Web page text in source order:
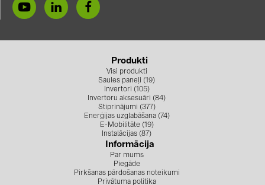
Produkti
Visi produkti
Saules paneļi (19)
Invertori (105)
Invertoru aksesuāri (84)
Stiprinājumi (377)
Enerģijas uzglabāšana (74)
E-Mobilitāte (19)
Instalācijas (87)
Informācija
Par mums
Piegāde
Pirkšanas pārdošanas noteikumi
Privātuma politika